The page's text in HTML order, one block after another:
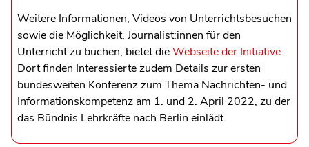
Weitere Informationen, Videos von Unterrichtsbesuchen
sowie die Möglichkeit, Journalist:innen für den
Unterricht zu buchen, bietet dieWebseite der Initiative.
Dort finden Interessierte zudem Details zur ersten
bundesweiten Konferenz zum Thema Nachrichten- und
Informationskompetenz am 1. und 2. April 2022, zu der
das Bündnis Lehrkräfte nach Berlin einlädt.